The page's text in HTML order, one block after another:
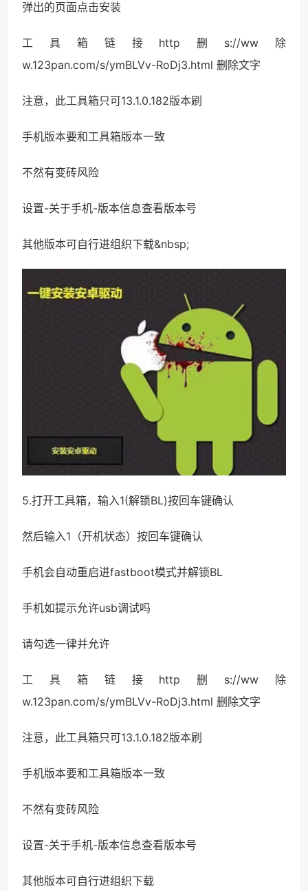
弹出的页面点击安装
工具箱链接http删s://ww除
w.123pan.com/s/ymBLVv-RoDj3.html 删除文字
注意，此工具箱只可13.1.0.182版本刷
手机版本要和工具箱版本一致
不然有变砖风险
设置-关于手机-版本信息查看版本号
其他版本可自行进组织下载&nbsp;
5.打开工具箱，输入1(解锁BL)按回车键确认
然后输入1（开机状态）按回车键确认
手机会自动重启进fastboot模式并解锁BL
手机如提示允许usb调试吗
请勾选一律并允许
工具箱链接http删s://ww除
w.123pan.com/s/ymBLVv-RoDj3.html 删除文字
注意，此工具箱只可13.1.0.182版本刷
手机版本要和工具箱版本一致
不然有变砖风险
设置-关于手机-版本信息查看版本号
其他版本可自行进组织下载